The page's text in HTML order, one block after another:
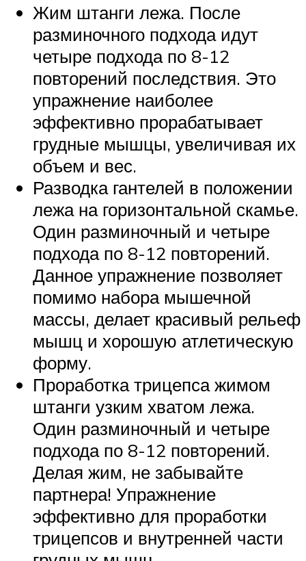
Жим штанги лежа. После
разминочного подхода идут
четыре подхода по 8-12
повторений последствия. Это
упражнение наиболее
эффективно прорабатывает
грудные мышцы, увеличивая их
объем и вес.
Разводка гантелей в положении
лежа на горизонтальной скамье.
Один разминочный и четыре
подхода по 8-12 повторений.
Данное упражнение позволяет
помимо набора мышечной
массы, делает красивый рельеф
мышц и хорошую атлетическую
форму.
Проработка трицепса жимом
штанги узким хватом лежа.
Один разминочный и четыре
подхода по 8-12 повторений.
Делая жим, не забывайте
партнера! Упражнение
эффективно для проработки
трицепсов и внутренней части